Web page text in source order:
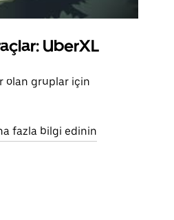
UberXL
olan gruplar için
fazla bilgi edinin